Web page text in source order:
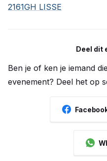
2161GH LISSE
Deel dit
Ben je of ken je iemand
evenement? Deel het op